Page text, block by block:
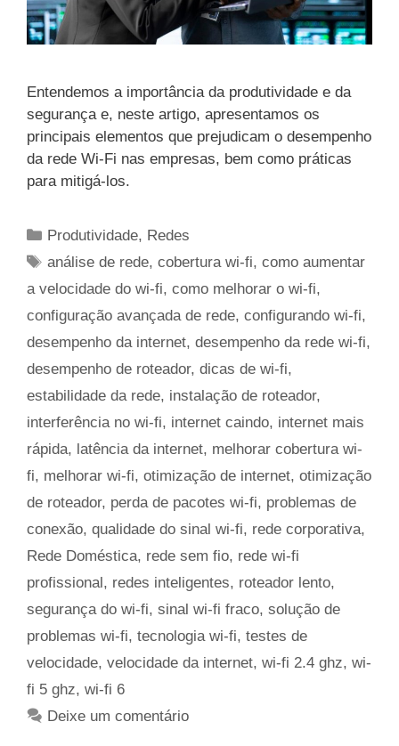
Entendemos a importância da produtividade e da
segurança e, neste artigo, apresentamos os
principais elementos que prejudicam o desempenho
da rede Wi-Fi nas empresas, bem como práticas
para mitigá-los.
Categorias
Produtividade, Redes
Tags
análise de rede,cobertura wi-fi,como aumentar
a velocidade do wi-fi, como melhorar o wi-fi,
configuração avançada de rede, configurando wi-fi,
desempenho da internet, desempenho da rede wi-fi,
desempenho de roteador, dicas de wi-fi,
estabilidade da rede, instalação de roteador,
interferência no wi-fi, internet caindo, internet mais
rápida, latência da internet, melhorar cobertura wi-
fi, melhorar wi-fi, otimização de internet, otimização
de roteador, perda de pacotes wi-fi, problemas de
conexão, qualidade do sinal wi-fi, rede corporativa,
Rede Doméstica, rede sem fio, rede wi-fi
profissional , redes inteligentes, roteador lento,
segurança do wi-fi, sinal wi-fi fraco, solução de
problemas wi-fi, tecnologia wi-fi, testes de
velocidade, velocidade da internet, wi-fi 2.4 ghz, wi-
fi 5 ghz, wi-fi 6
Deixe um comentário